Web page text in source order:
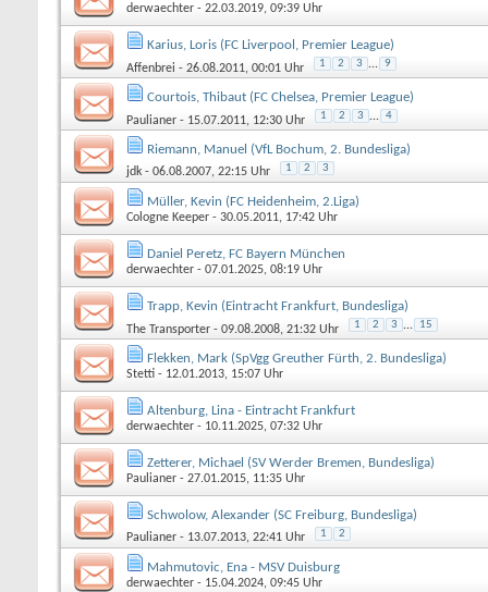
derwaechter - 22.03.2019, 09:39 Uhr
Karius, Loris (FC Liverpool, Premier League)
Affenbrei - 26.08.2011, 00:01 Uhr 1 2 3 ... 9
Courtois, Thibaut (FC Chelsea, Premier League)
Paulianer - 15.07.2011, 12:30 Uhr 1 2 3 ... 4
Riemann, Manuel (VfL Bochum, 2. Bundesliga)
jdk - 06.08.2007, 22:15 Uhr 1 2 3
Müller, Kevin (FC Heidenheim, 2.Liga)
Cologne Keeper - 30.05.2011, 17:42 Uhr
Daniel Peretz, FC Bayern München
derwaechter - 07.01.2025, 08:19 Uhr
Trapp, Kevin (Eintracht Frankfurt, Bundesliga)
The Transporter - 09.08.2008, 21:32 Uhr 1 2 3 ... 15
Flekken, Mark (SpVgg Greuther Fürth, 2. Bundesliga)
Stetti - 12.01.2013, 15:07 Uhr
Altenburg, Lina - Eintracht Frankfurt
derwaechter - 10.11.2025, 07:32 Uhr
Zetterer, Michael (SV Werder Bremen, Bundesliga)
Paulianer - 27.01.2015, 11:35 Uhr
Schwolow, Alexander (SC Freiburg, Bundesliga)
Paulianer - 13.07.2013, 22:41 Uhr 1 2
Mahmutovic, Ena - MSV Duisburg
derwaechter - 15.04.2024, 09:45 Uhr